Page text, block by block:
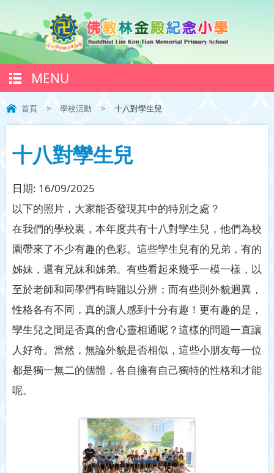
MENU
首頁 > 學校活動 > 十八對孿生兒
十八對孿生兒
日期: 16/09/2025
以下的照片，大家能否發現其中的特別之處？
在我們的學校裏，本年度共有十八對孿生兒，他們為校
園帶來了不少有趣的色彩。這些孿生兒有的兄弟，有的
姊妹，還有兄妹和姊弟。有些看起來幾乎一模一樣，以
至於老師和同學們有時難以分辨；而有些則外貌迥異，
性格各有不同，真的讓人感到十分有趣！更有趣的是，
孿生兒之間是否真的會心靈相通呢？這樣的問題一直讓
人好奇。當然，無論外貌是否相似，這些小朋友每一位
都是獨一無二的個體，各自擁有自己獨特的性格和才能
呢。